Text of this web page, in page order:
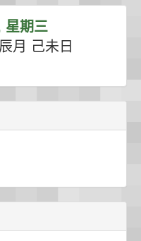
星期三
月 己未日